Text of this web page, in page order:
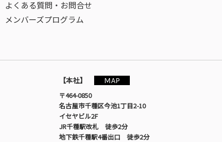
よくある質問・お問合せ
メンバーズプログラム
【本社】
MAP
〒464-0850
名古屋市千種区今池1丁目2-10
イセヤビル2F
JR千種駅改札 徒歩2分
地下鉄千種駅4番出口 徒歩2分